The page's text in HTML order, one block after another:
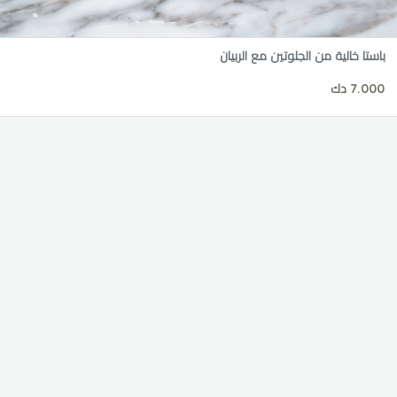
باستا خالية من الجلوتين مع الربيان
7.000 دك